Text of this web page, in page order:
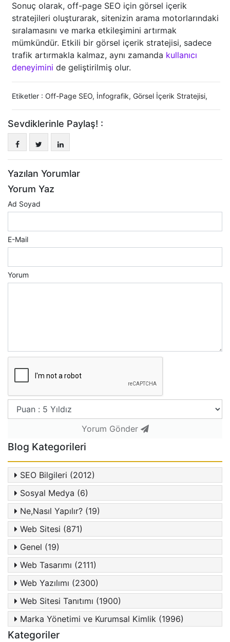
Sonuç olarak, off-page SEO için görsel içerik
stratejileri oluşturarak, sitenizin arama motorlarındaki
sıralamasını ve marka etkileşimini artırmak
mümkündür. Etkili bir görsel içerik stratejisi, sadece
trafik artırmakla kalmaz, aynı zamanda kullanıcı
deneyimini de geliştirilmiş olur.
Etiketler : Off-Page SEO, İnfografik, Görsel İçerik Stratejisi,
Sevdiklerinle Paylaş! :
Yazılan Yorumlar
Yorum Yaz
Ad Soyad
E-Mail
Yorum
Yorum Gönder
Blog Kategorileri
SEO Bilgileri (2012)
Sosyal Medya (6)
Ne,Nasıl Yapılır? (19)
Web Sitesi (871)
Genel (19)
Web Tasarımı (2111)
Web Yazılımı (2300)
Web Sitesi Tanıtımı (1900)
Marka Yönetimi ve Kurumsal Kimlik (1996)
Kategoriler